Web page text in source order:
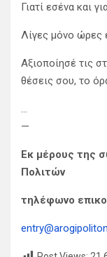
Γιατί εσένα και
Λίγες μόνο ώρες
Αξιοποίησέ τις
θέσεις σου, το
…
—
Εκ μέρους της
Πολιτών
τηλέφωνο